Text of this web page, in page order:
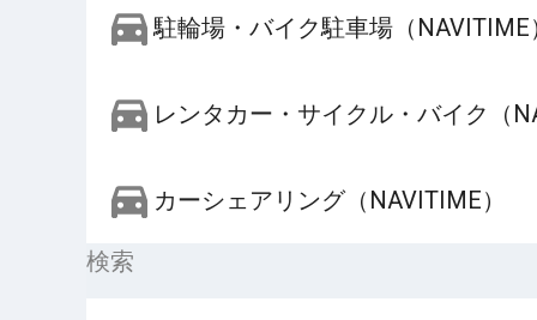
駐輪場・バイク駐車場（NAVITIME
レンタカー・サイクル・バイク（
カーシェアリング（NAVITIME）
検索